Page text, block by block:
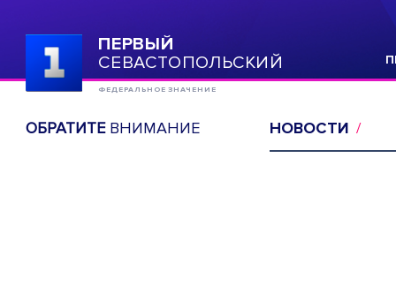
ПЕРВЫЙ
СЕВАСТОПОЛЬСКИЙ
ФЕДЕРАЛЬНОЕ ЗНАЧЕНИЕ
ОБРАТИТЕВНИМАНИЕ НОВОСТИ